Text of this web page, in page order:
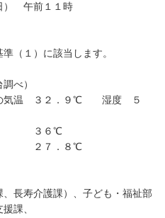
） 午前１１時
（１）に該当します。
べ）
気温 ３２．９℃ 湿度 ５
３６℃
．８℃
長寿介護課）、子ども・福祉部
課、